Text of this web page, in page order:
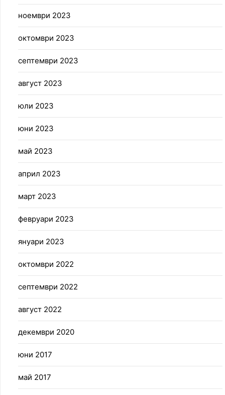
ноември 2023
октомври 2023
септември 2023
август 2023
юли 2023
юни 2023
май 2023
април 2023
март 2023
февруари 2023
януари 2023
октомври 2022
септември 2022
август 2022
декември 2020
юни 2017
май 2017